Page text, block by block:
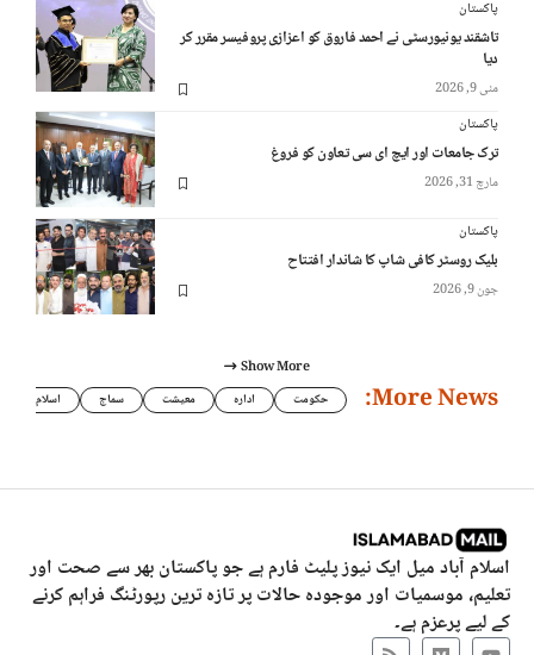
پاکستان
تاشقند یونیورسٹی نے احمد فاروق کو اعزازی پروفیسر مقرر کر
دیا
مئی 9, 2026
پاکستان
ترک جامعات اور ایچ ای سی تعاون کو فروغ
مارچ 31, 2026
پاکستان
بلیک روسٹر کافی شاپ کا شاندار افتتاح
جون 9, 2026
Show More
More News: حکومت ادارہ معیشت سماج اسلام
اسلام آباد میل ایک نیوز پلیٹ فارم ہے جو پاکستان بھر سے صحت اور
تعلیم، موسمیات اور موجودہ حالات پر تازہ ترین رپورٹنگ فراہم کرنے
کے لیے پرعزم ہے۔